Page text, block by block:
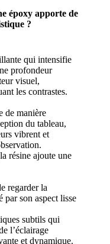
époxy apporte de
?
qui intensifie
profondeur
visuel,
les contrastes.
de manière
du tableau,
vibrent et
résine ajoute une
regarder la
son aspect lisse
subtils qui
l’éclairage
et dynamique.